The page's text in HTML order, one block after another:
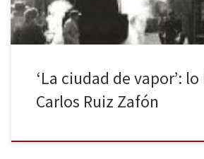
‘La ciudad de vapor’:
Carlos Ruiz Zafón